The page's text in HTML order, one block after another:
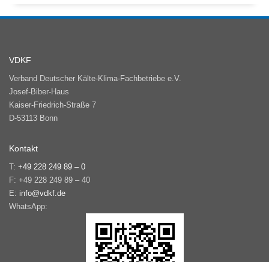
VDKF
Verband Deutscher Kälte-Klima-Fachbetriebe e.V.
Josef-Biber-Haus
Kaiser-Friedrich-Straße 7
D-53113 Bonn
Kontakt
T: +49 228 249 89 – 0
F: +49 228 249 89 – 40
E: info@vdkf.de
WhatsApp: